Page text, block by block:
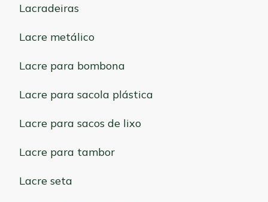
Lacradeiras
Lacre metálico
Lacre para bombona
Lacre para sacola plástica
Lacre para sacos de lixo
Lacre para tambor
Lacre seta